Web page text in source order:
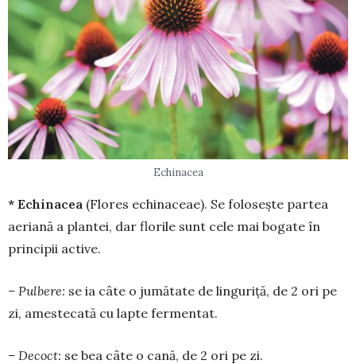
Echinacea
* Echinacea (Flores echinaceae). Se folosește par­tea
aeriană a plantei, dar florile sunt cele mai bo­gate în
prin­cipii active.
– Pulbere: se ia câte o jumătate de linguriță, de 2 ori pe
zi, ames­tecată cu lapte fermentat.
– Decoct: se bea câte o cană, de 2 ori pe zi.